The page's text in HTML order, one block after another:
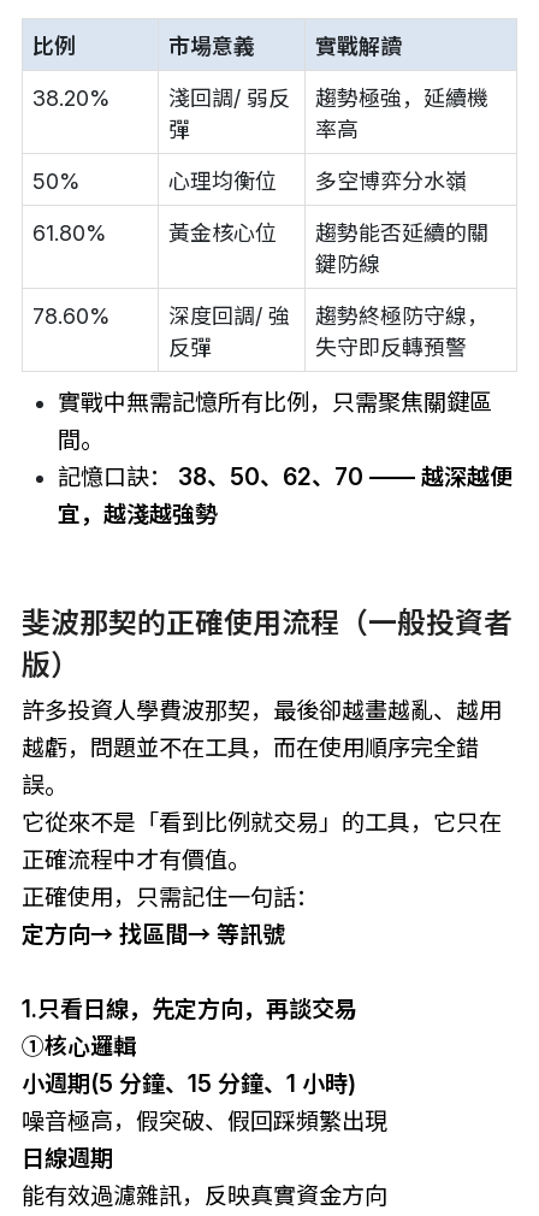
比例 市場意義 實戰解讀
38.20%
淺回調/ 弱反
彈
趨勢極強，延續機
率高
50% 心理均衡位 多空博弈分水嶺
61.80% 黃金核心位
趨勢能否延續的關
鍵防線
78.60%
深度回調/ 強
反彈
趨勢終極防守線，
失守即反轉預警
實戰中無需記憶所有比例，只需聚焦關鍵區
間。
記憶口訣： 38、50、62、70 —— 越深越便
宜，越淺越強勢
斐波那契的正確使用流程（一般投資者
版）
許多投資人學費波那契，最後卻越畫越亂、越用
越虧，問題並不在工具，而在使用順序完全錯
誤。
它從來不是「看到比例就交易」的工具，它只在
正確流程中才有價值。
正確使用，只需記住一句話：
定方向→ 找區間→ 等訊號
1.只看日線，先定方向，再談交易
①核心邏輯
小週期(5 分鐘、15 分鐘、1 小時)
噪音極高，假突破、假回踩頻繁出現
日線週期
能有效過濾雜訊，反映真實資金方向